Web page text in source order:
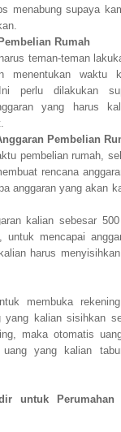
menabung supaya
Rumah
teman-teman
menentukan waktu
perlu dilakukan
yang harus
Pembelian
pembelian rumah,
rencana
anggaran yang akan
kalian sebesar
mencapai
harus
membuka
yang kalian sisihkan
maka otomatis
yang kalian
untuk